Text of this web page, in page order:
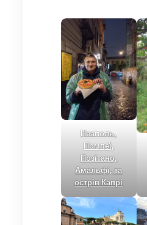
Неаполь,
Помпеї,
Позітано,
Амальфі, та
острів Капрі